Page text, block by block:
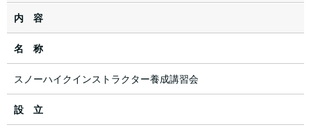
内 容
名 称
スノーハイクインストラクター養成講習会
設 立